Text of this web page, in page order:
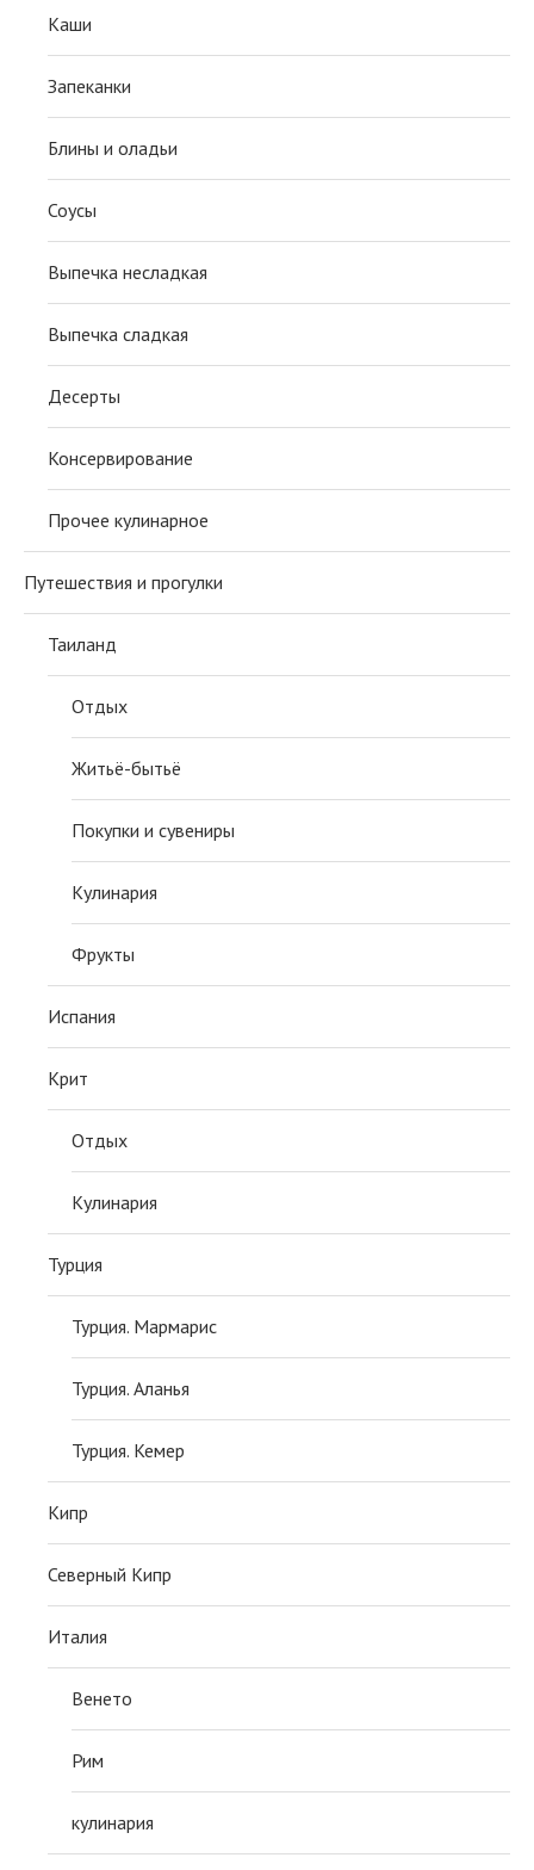
Каши
Запеканки
Блины и оладьи
Соусы
Выпечка несладкая
Выпечка сладкая
Десерты
Консервирование
Прочее кулинарное
Путешествия и прогулки
Таиланд
Отдых
Житьё-бытьё
Покупки и сувениры
Кулинария
Фрукты
Испания
Крит
Отдых
Кулинария
Турция
Турция. Мармарис
Турция. Аланья
Турция. Кемер
Кипр
Северный Кипр
Италия
Венето
Рим
кулинария